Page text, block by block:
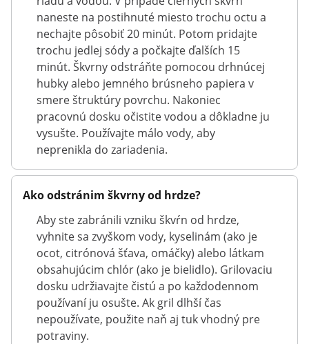
naneste na postihnuté miesto trochu octu a
nechajte pôsobiť 20 minút. Potom pridajte
trochu jedlej sódy a počkajte ďalších 15
minút. Škvrny odstráňte pomocou drhnúcej
hubky alebo jemného brúsneho papiera v
smere štruktúry povrchu. Nakoniec
pracovnú dosku očistite vodou a dôkladne ju
vysušte. Používajte málo vody, aby
neprenikla do zariadenia.
Ako odstránim škvrny od hrdze?
Aby ste zabránili vzniku škvŕn od hrdze,
vyhnite sa zvyškom vody, kyselinám (ako je
ocot, citrónová šťava, omáčky) alebo látkam
obsahujúcim chlór (ako je bielidlo). Grilovaciu
dosku udržiavajte čistú a po každodennom
používaní ju osušte. Ak gril dlhší čas
nepoužívate, použite naň aj tuk vhodný pre
potraviny.